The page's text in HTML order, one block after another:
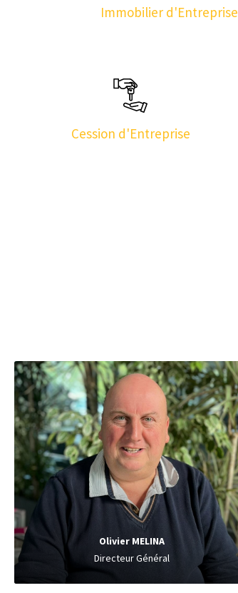
Immobilier d'Entreprise
Cession d'Entreprise
Olivier MELINA
Directeur Général